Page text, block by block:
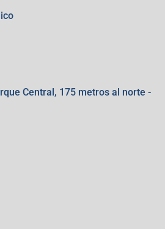
Central, 175 metros al norte -